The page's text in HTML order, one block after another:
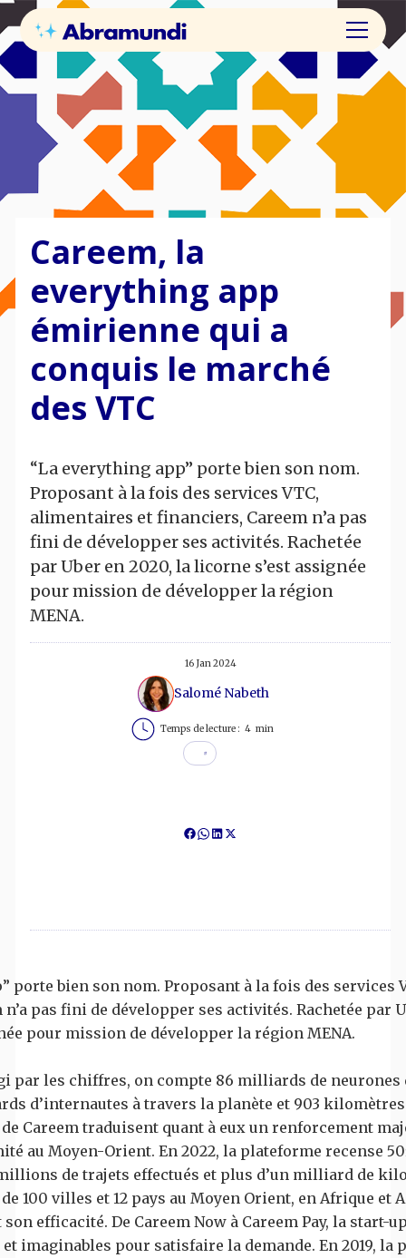
Careem, la
everything app
émirienne qui a
conquis le marché
des VTC
“La everything app” porte bien son nom.
Proposant à la fois des services VTC,
alimentaires et financiers, Careem n’a pas
fini de développer ses activités. Rachetée
par Uber en 2020, la licorne s’est assignée
pour mission de développer la région
MENA.
16 Jan 2024
Salomé Nabeth
Temps de lecture : 4 min
porte bien son nom. Proposant à la fois des services
pas fini de développer ses activités. Rachetée par
pour mission de développer la région MENA.
par les chiffres, on compte 86 milliards de neurones
d’internautes à travers la planète et 903
Careem traduisent quant à eux un renforcement
au Moyen-Orient. En 2022, la plateforme recense
de trajets effectués et plus d’un milliard de
100 villes et 12 pays au Moyen Orient, en Afrique et
efficacité. De Careem Now à Careem Pay, la start-
imaginables pour satisfaire la demande. En 2019, la